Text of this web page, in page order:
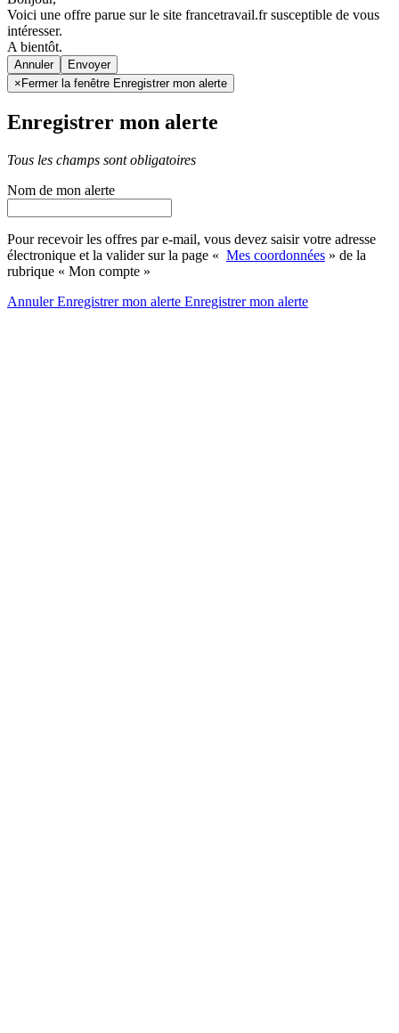
Voici une offre parue sur le site francetravail.fr susceptible de vous
intéresser.
A bientôt.
Annuler
× Fermer la fenêtre Enregistrer mon alerte
Enregistrer mon alerte
Tous les champs sont obligatoires
Nom de mon alerte
Pour recevoir les offres par e-mail, vous devez saisir votre adresse
électronique et la valider sur la page « Mes coordonnées » de la
rubrique « Mon compte »
AnnulerEnregistrer mon alerte Enregistrermon alerte